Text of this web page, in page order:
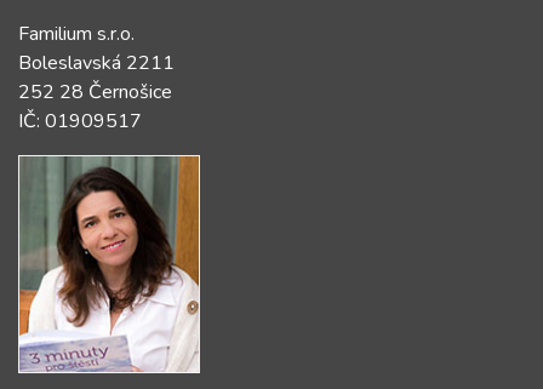
Familium s.r.o.
Boleslavská 2211
252 28 Černošice
IČ: 01909517